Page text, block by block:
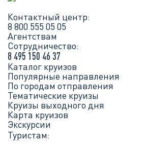
Контактный центр:
8 800 555 05 05
Агентствам
Сотрудничество:
8 495 150 46 37
Каталог круизов
Популярные направления
По городам отправления
Тематические круизы
Круизы выходного дня
Карта круизов
Экскурсии
Туристам: